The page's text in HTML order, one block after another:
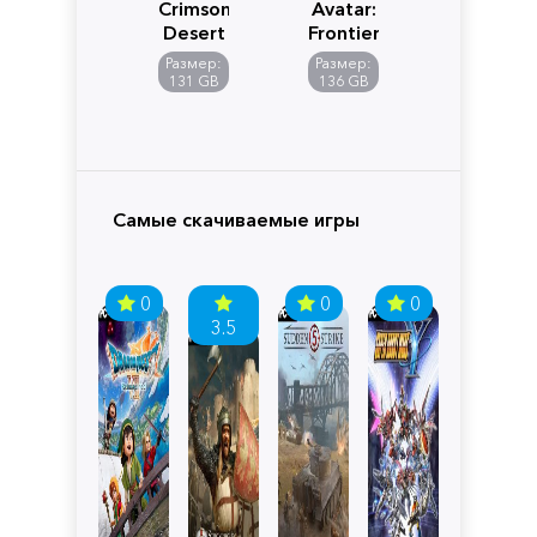
Crimson
Desert
Размер:
131 GB
Avatar:
Frontiers
of
Pandora
Размер:
136 GB
Самые скачиваемые игры
0
3.5
0 0